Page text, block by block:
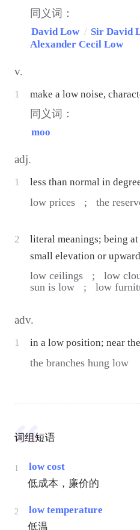
同义词：
David Low / Sir David
Alexander Cecil Low
v.
1 make a low noise,
同义词：
moo
adj.
1 less than normal in
low prices ; the
2
literal meanings; being
small elevation or
low ceilings ; low
sun is low ;
low
adv.
1 in a low position; near
the branches hung low
词组短语
1
low cost
低成本，廉价的
2
low temperature
低温